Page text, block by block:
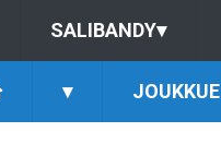
SALIBANDY▾
▾ JOUKKUE